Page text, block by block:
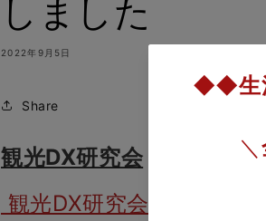
しました
2022年9月5日
Share
観光DX研究会
観光DX研究会WEBサイト